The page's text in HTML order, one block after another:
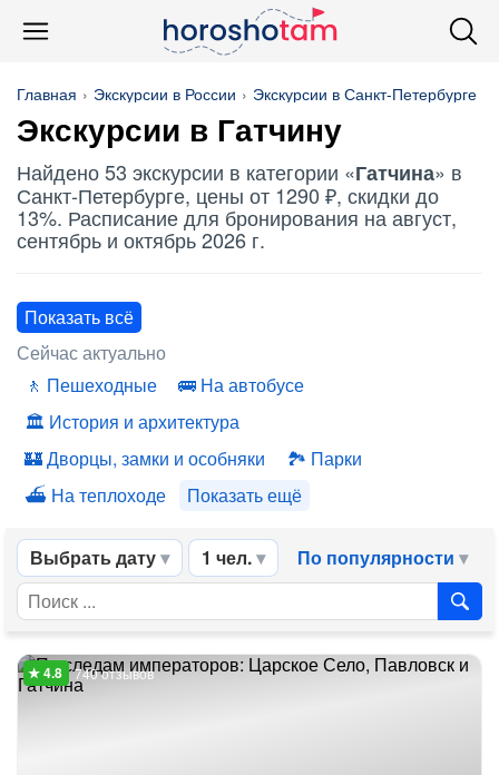
Главная Экскурсии в России Экскурсии в Санкт-Петербурге
Экскурсии в Гатчину
Найдено 53 экскурсии в категории «Гатчина» в
Санкт-Петербурге, цены от 1290 ₽, скидки до
13%. Расписание для бронирования на август,
сентябрь и октябрь 2026 г.
Показать всё
Сейчас актуально
Пешеходные
На автобусе
История и архитектура
Дворцы, замки и особняки
Парки
На теплоходе
Показать ещё
Выбрать дату 1 чел. По популярности
740 отзывов